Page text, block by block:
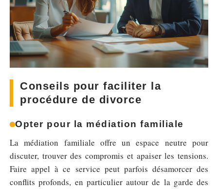
Conseils pour faciliter la
procédure de divorce
Opter pour la médiation familiale
La médiation familiale offre un espace neutre pour
discuter, trouver des compromis et apaiser les tensions.
Faire appel à ce service peut parfois désamorcer des
conflits profonds, en particulier autour de la garde des